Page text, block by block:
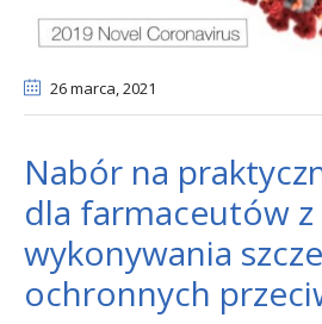
26 marca, 2021
Nabór na
dla farmaceutów z
wykonywania
ochronnych